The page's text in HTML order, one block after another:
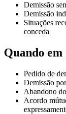
Demissão
Demissão
Situações
conceda
Quando em
Pedido de
Demissão
Abandono
Acordo